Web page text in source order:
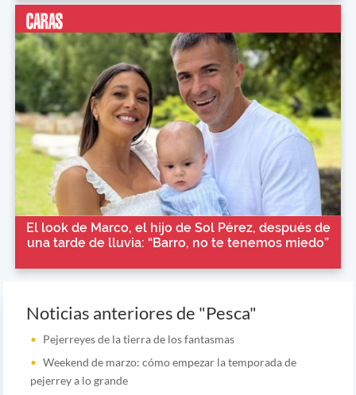
El look de Marco, el hijo de Sol Pérez, después de
una tarde de lluvia: “Barro, no te tenemos miedo”
Noticias anteriores de "Pesca"
Pejerreyes de la tierra de los fantasmas
Weekend de marzo: cómo empezar la temporada de
pejerrey a lo grande